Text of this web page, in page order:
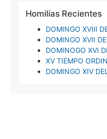
Homilías Recientes
DOMINGO XVIII
DOMINGO XVII
DOMINOGO XVI
XV TIEMPO
DOMINGO XIV